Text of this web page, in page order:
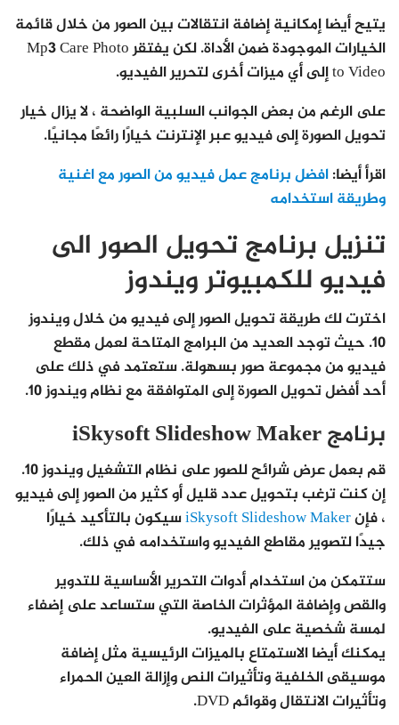
يتيح أيضا إمكانية إضافة انتقالات بين الصور من خلال قائمة
الخيارات الموجودة ضمن الأداة. لكن يفتقر Mp3 Care Photo
to Video إلى أي ميزات أخرى لتحرير الفيديو.
على الرغم من بعض الجوانب السلبية الواضحة ، لا يزال خيار
تحويل الصورة إلى فيديو عبر الإنترنت خيارًا رائعًا مجانيًا.
اقرأ أيضا:افضل برنامج عمل فيديو من الصور مع اغنية
وطريقة استخدامه
تنزيل برنامج تحويل الصور الى
فيديو للكمبيوتر ويندوز
اخترت لك طريقة تحويل الصور إلى فيديو من خلال ويندوز
10. حيث توجد العديد من البرامج المتاحة لعمل مقطع
فيديو من مجموعة صور بسهولة. ستعتمد في ذلك على
أحد أفضل تحويل الصورة إلى المتوافقة مع نظام ويندوز 10.
برنامج iSkysoft Slideshow Maker
قم بعمل عرض شرائح للصور على نظام التشغيل ويندوز 10.
إن كنت ترغب بتحويل عدد قليل أو كثير من الصور إلى فيديو
، فإنiSkysoft Slideshow Makerسيكون بالتأكيد خيارًا
جيدًا لتصوير مقاطع الفيديو واستخدامه في ذلك.
ستتمكن من استخدام أدوات التحرير الأساسية للتدوير
والقص وإضافة المؤثرات الخاصة التي ستساعد على إضفاء
لمسة شخصية على الفيديو.
يمكنك أيضا الاستمتاع بالميزات الرئيسية مثل إضافة
موسيقى الخلفية وتأثيرات النص وإزالة العين الحمراء
وتأثيرات الانتقال وقوائم DVD.